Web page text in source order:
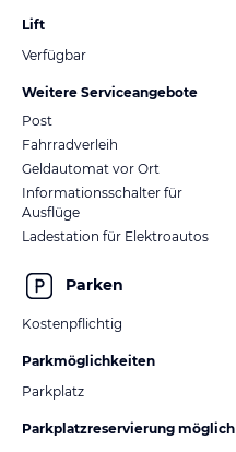
Lift
Verfügbar
Weitere Serviceangebote
Post
Fahrradverleih
Geldautomat vor Ort
Informationsschalter für
Ausflüge
Ladestation für Elektroautos
Parken
Kostenpflichtig
Parkmöglichkeiten
Parkplatz
Parkplatzreservierung möglich